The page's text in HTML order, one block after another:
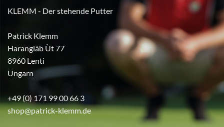
KLEMM - Der stehende Putter
Patrick Klemm
Haranglàb Ùt 77
8960 Lenti
Ungarn
+49 (0) 171 99 00 66 3
shop@patrick-klemm.de